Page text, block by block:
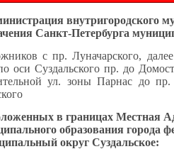
внутригородского
Санкт-Петербурга
с пр. Луначарского,
оси Суздальского пр. до
ул. зоны Парнас до
в границах Местная
образования города
округ Суздальское: